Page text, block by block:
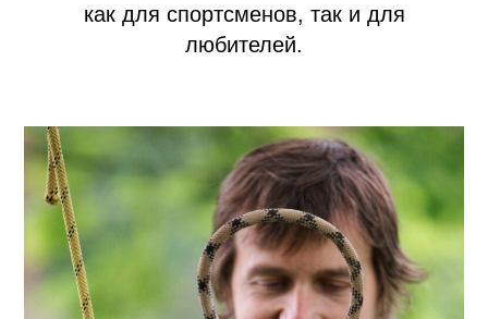
как для спортсменов, так и для
любителей.